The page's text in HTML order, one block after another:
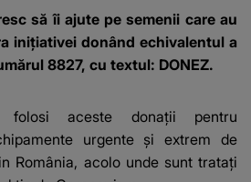
să îi ajute pe semenii care au
inițiativei donând echivalentul a
8827, cu textul: DONEZ.
aceste donații pentru
urgente și extrem de
România, acolo unde sunt tratați